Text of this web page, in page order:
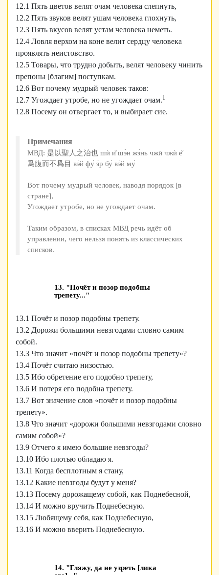
12.1 Пять цветов велят очам человека слепнуть,
12.2 Пять звуков велят ушам человека глохнуть,
12.3 Пять вкусов велят устам человека неметь.
12.4 Ловля верхом на коне велит сердцу человека
проявлять неистовство.
12.5 Товары, что трудно добыть, велят человеку чинить
препоны [благим] поступкам.
12.6 Вот почему мудрый человек таков:
12.7 Угождает утробе, но не угождает очам.1
12.8 Посему он отвергает то, и выбирает сие.
Примечания
МВД: 是以聖人之治也 шѝ и̌ шэ̀н жэ́нь чжӣ чжѝ е̌
爲腹而不爲目 вэ̀й фу̀ э́р бу̀ вэ̀й му̀
Вот почему мудрый человек, наводя порядок [в
стране],
Угождает утробе, но не угождает очам.
Таким образом, в списках МВД речь идёт об
управлении, чего нельзя понять из классических
списков.
13. "Почёт и позор подобны
трепету..."
13.1 Почёт и позор подобны трепету.
13.2 Дорожи большими невзгодами словно самим
собой.
13.3 Что значит «почёт и позор подобны трепету»?
13.4 Почёт считаю низостью.
13.5 Ибо обретение его подобно трепету,
13.6 И потеря его подобна трепету.
13.7 Вот значение слов «почёт и позор подобны
трепету».
13.8 Что значит «дорожи большими невзгодами словно
самим собой»?
13.9 Отчего я имею большие невзгоды?
13.10 Ибо плотью обладаю я.
13.11 Когда бесплотным я стану,
13.12 Какие невзгоды будут у меня?
13.13 Посему дорожащему собой, как Поднебесной,
13.14 И можно вручить Поднебесную.
13.15 Любящему себя, как Поднебесную,
13.16 И можно вверить Поднебесную.
14. "Гляжу, да не узреть [лика